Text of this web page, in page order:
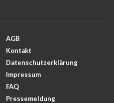
AGB
Kontakt
Datenschutzerklärung
Impressum
FAQ
Pressemeldung